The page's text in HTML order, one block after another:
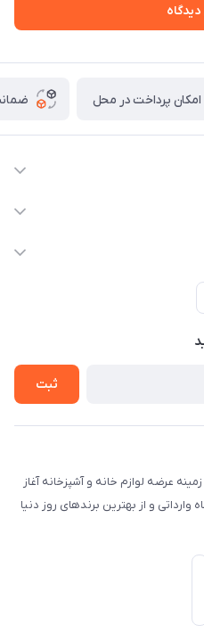
امکان پرداخت در محل
ثبت
خود را در زمینه عرضه لوازم خانه و آشپزخانه آغاز
و از بهترین برندهای روز دنیا